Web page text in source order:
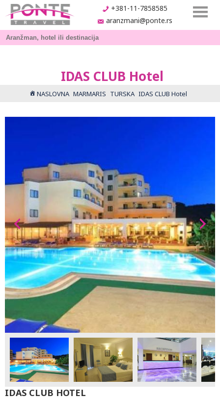
+381-11-7858585
aranzmani@ponte.rs
IDAS CLUB Hotel
NASLOVNA MARMARIS TURSKA IDAS CLUB Hotel
IDAS CLUB HOTEL